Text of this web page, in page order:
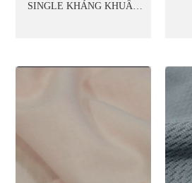
SINGLE KHÁNG KHUẨN